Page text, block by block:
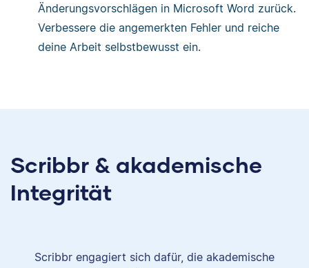
Änderungsvorschlägen in Microsoft Word zurück.
Verbessere die angemerkten Fehler und reiche
deine Arbeit selbstbewusst ein.
Scribbr & akademische
Integrität
Scribbr engagiert sich dafür, die akademische